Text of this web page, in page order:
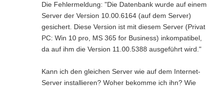
Die Fehlermeldung: "Die Datenbank wurde auf einem
Server der Version 10.00.6164 (auf dem Server)
gesichert. Diese Version ist mit diesem Server (Privat
PC: Win 10 pro, MS 365 for Business) inkompatibel,
da auf ihm die Version 11.00.5388 ausgeführt wird."
Kann ich den gleichen Server wie auf dem Internet-
Server installieren? Woher bekomme ich ihn? Wie